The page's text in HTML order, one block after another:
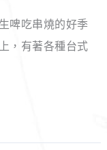
啤吃串燒的好季
，有著各種台式